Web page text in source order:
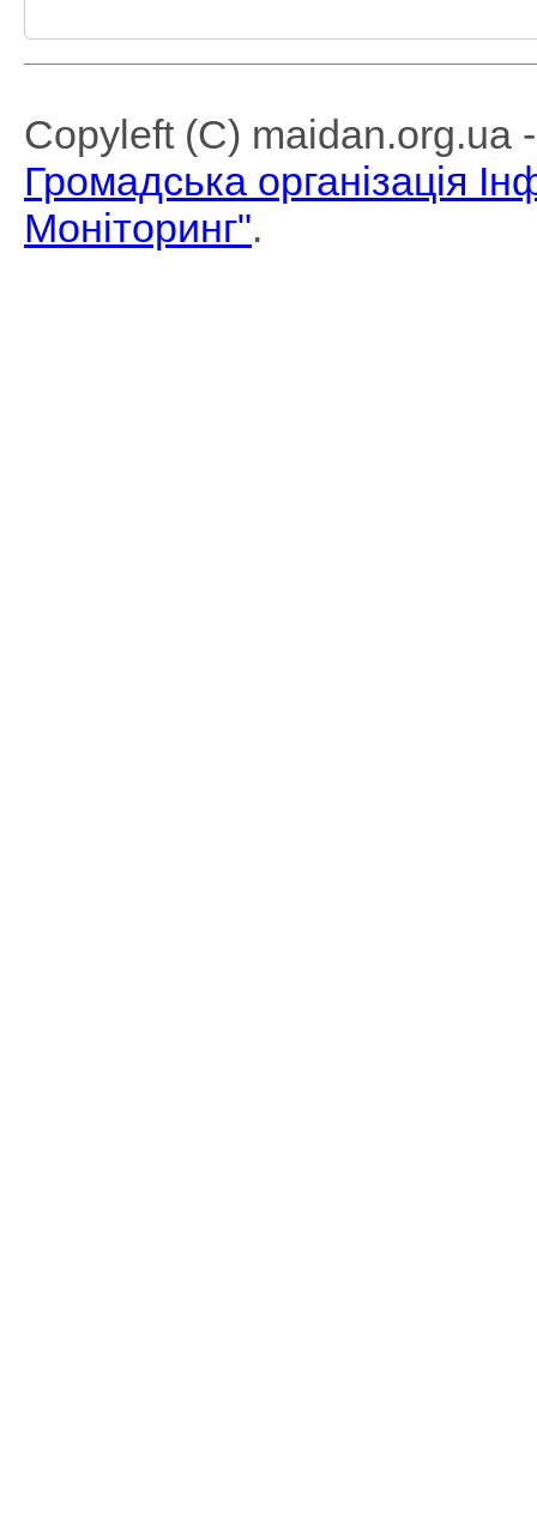
Copyleft (C) maidan.org.ua
Громадська організація
Моніторинг".